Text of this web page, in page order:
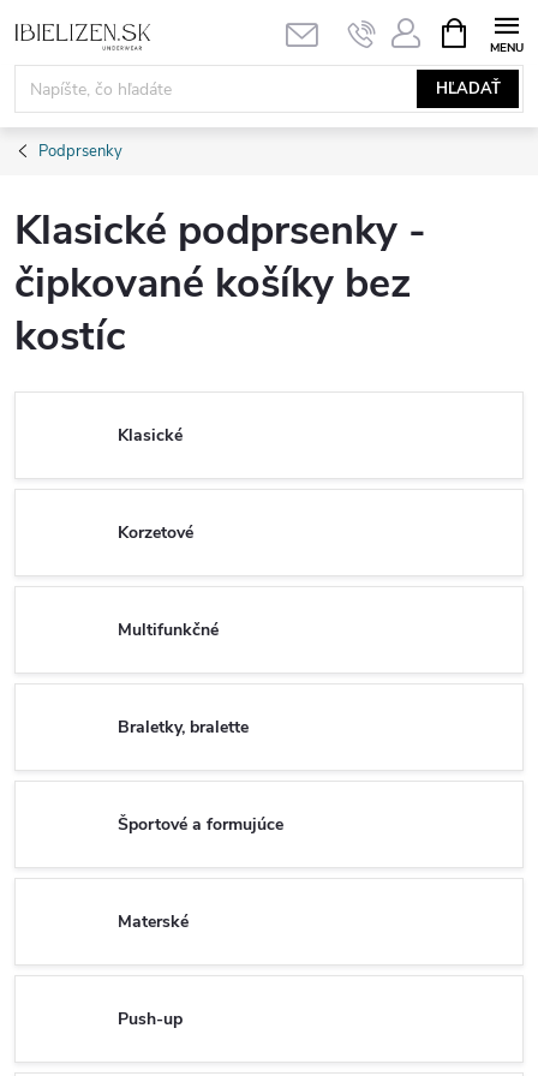
na
obsah
HĽADAŤ
KOŠÍK
Podprsenky
Klasické podprsenky -
čipkované košíky bez
kostíc
Klasické
Korzetové
Multifunkčné
Braletky, bralette
Športové a formujúce
Materské
Push-up